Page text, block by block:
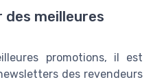
des meilleures
promotions, il est
des revendeurs